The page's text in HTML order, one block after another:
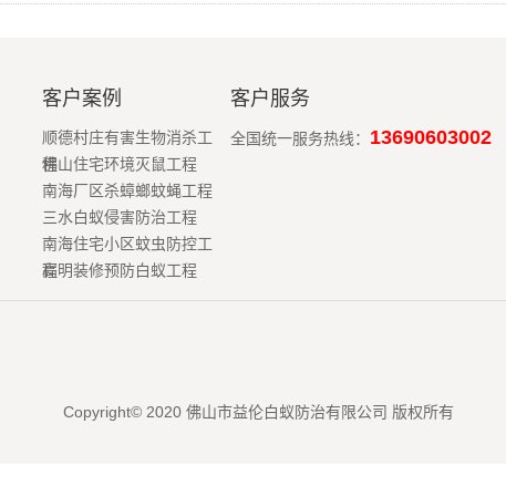
客户案例
顺德村庄有害生物消杀工
程
佛山住宅环境灭鼠工程
南海厂区杀蟑螂蚊蝇工程
三水白蚁侵害防治工程
南海住宅小区蚊虫防控工
程
高明装修预防白蚁工程
客户服务
全国统一服务热线： 13690603002
Copyright© 2020 佛山市益伦白蚁防治有限公司 版权所有